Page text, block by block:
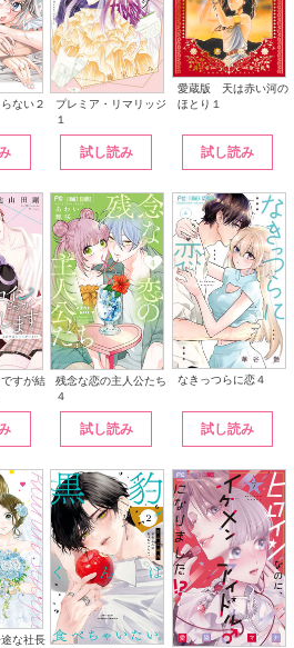
ない２
プレミア・リマリッジ
１
試し読み
愛蔵版 天は赤い河の
ほとり１
試し読み
すが結
残念な恋の主人公たち
４
試し読み
なきっつらに恋４
試し読み
な社長